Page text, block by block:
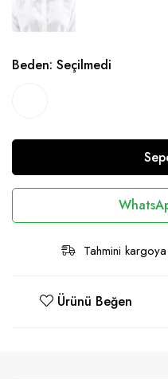
Beden: Seçilmedi
Tahmini
Ürünü Beğen